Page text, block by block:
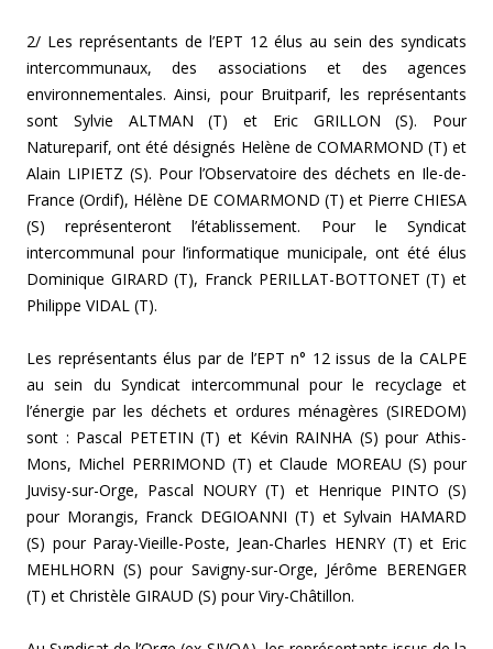
2/ Les représentants de l’EPT 12 élus au sein des syndicats
intercommunaux, des associations et des agences
environnementales. Ainsi, pour Bruitparif, les représentants
sont Sylvie ALTMAN (T) et Eric GRILLON (S). Pour
Natureparif, ont été désignés Helène de COMARMOND (T) et
Alain LIPIETZ (S). Pour l’Observatoire des déchets en Ile-de-
France (Ordif), Hélène DE COMARMOND (T) et Pierre CHIESA
(S) représenteront l’établissement. Pour le Syndicat
intercommunal pour l’informatique municipale, ont été élus
Dominique GIRARD (T), Franck PERILLAT-BOTTONET (T) et
Philippe VIDAL (T).
Les représentants élus par de l’EPT n° 12 issus de la CALPE
au sein du Syndicat intercommunal pour le recyclage et
l’énergie par les déchets et ordures ménagères (SIREDOM)
sont : Pascal PETETIN (T) et Kévin RAINHA (S) pour Athis-
Mons, Michel PERRIMOND (T) et Claude MOREAU (S) pour
Juvisy-sur-Orge, Pascal NOURY (T) et Henrique PINTO (S)
pour Morangis, Franck DEGIOANNI (T) et Sylvain HAMARD
(S) pour Paray-Vieille-Poste, Jean-Charles HENRY (T) et Eric
MEHLHORN (S) pour Savigny-sur-Orge, Jérôme BERENGER
(T) et Christèle GIRAUD (S) pour Viry-Châtillon.